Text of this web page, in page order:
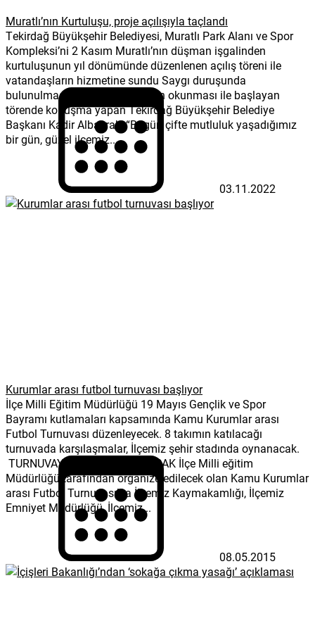
Muratlı’nın Kurtuluşu, proje açılışıyla taçlandı
Tekirdağ Büyükşehir Belediyesi, Muratlı Park Alanı ve Spor
Kompleksi’ni 2 Kasım Muratlı’nın düşman işgalinden
kurtuluşunun yıl dönümünde düzenlenen açılış töreni ile
vatandaşların hizmetine sundu Saygı duruşunda
bulunulması ve İstiklal Marşı’nın okunması ile başlayan
törende konuşma yapan Tekirdağ Büyükşehir Belediye
Başkanı Kadir Albayrak, “Bugün çifte mutluluk yaşadığımız
bir gün, güzel ilçemiz...
03.11.2022
Kurumlar arası futbol turnuvası başlıyor
İlçe Milli Eğitim Müdürlüğü 19 Mayıs Gençlik ve Spor
Bayramı kutlamaları kapsamında Kamu Kurumlar arası
Futbol Turnuvası düzenleyecek. 8 takımın katılacağı
turnuvada karşılaşmalar, İlçemiz şehir stadında oynanacak.
TURNUVAYA 8 TAKIM KATILACAK İlçe Milli eğitim
Müdürlüğü tarafından organize edilecek olan Kamu Kurumlar
arası Futbol Turnuvası’na İlçemiz Kaymakamlığı, İlçemiz
Emniyet Müdürlüğü, İlçemiz...
08.05.2015